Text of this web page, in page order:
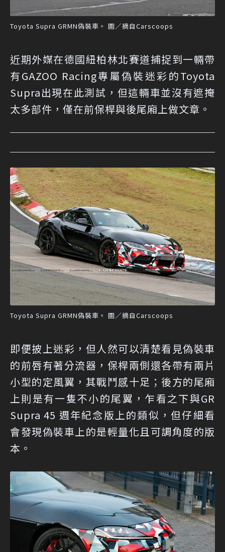
Toyota Supra GRMN偽裝車。 圖／摘自Carscoops
近期外媒在德國紐柏林北賽道捕捉到一輛帶
有GAZOO Racing專屬偽裝迷彩的Toyota
Supra出現在此測試，但這輛車並沒有遮掩
太多部件，僅在前保桿與後尾廂上做文章。
Toyota Supra GRMN偽裝車。 圖／摘自Carscoops
即便披上迷彩，但人然可以清楚看見偽裝車
的前唇有著分流器，保桿兩側還各帶有兩片
小型的定風翼，其戰鬥感十足；後方的尾廂
上則是有一隻不小的尾翼，乍看之下與GR
Supra 45 週年紀念版上的類似，但仔細看
會發現偽裝車上的是輕量化且可調角度的版
本。